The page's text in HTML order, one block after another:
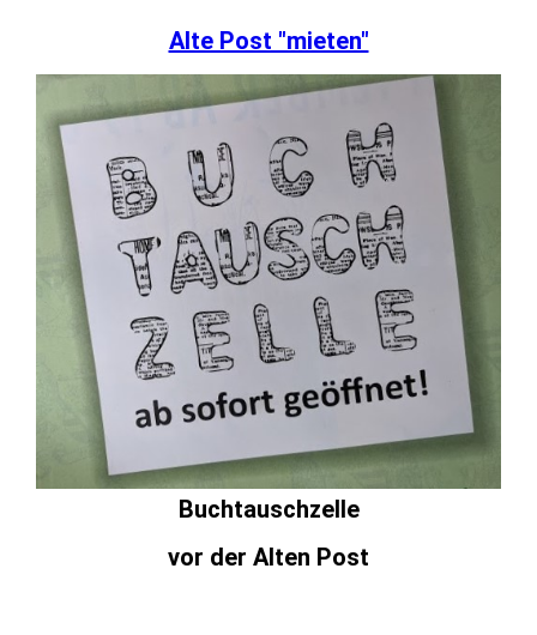
Alte Post "mieten"
Buchtauschzelle
vor der Alten Post